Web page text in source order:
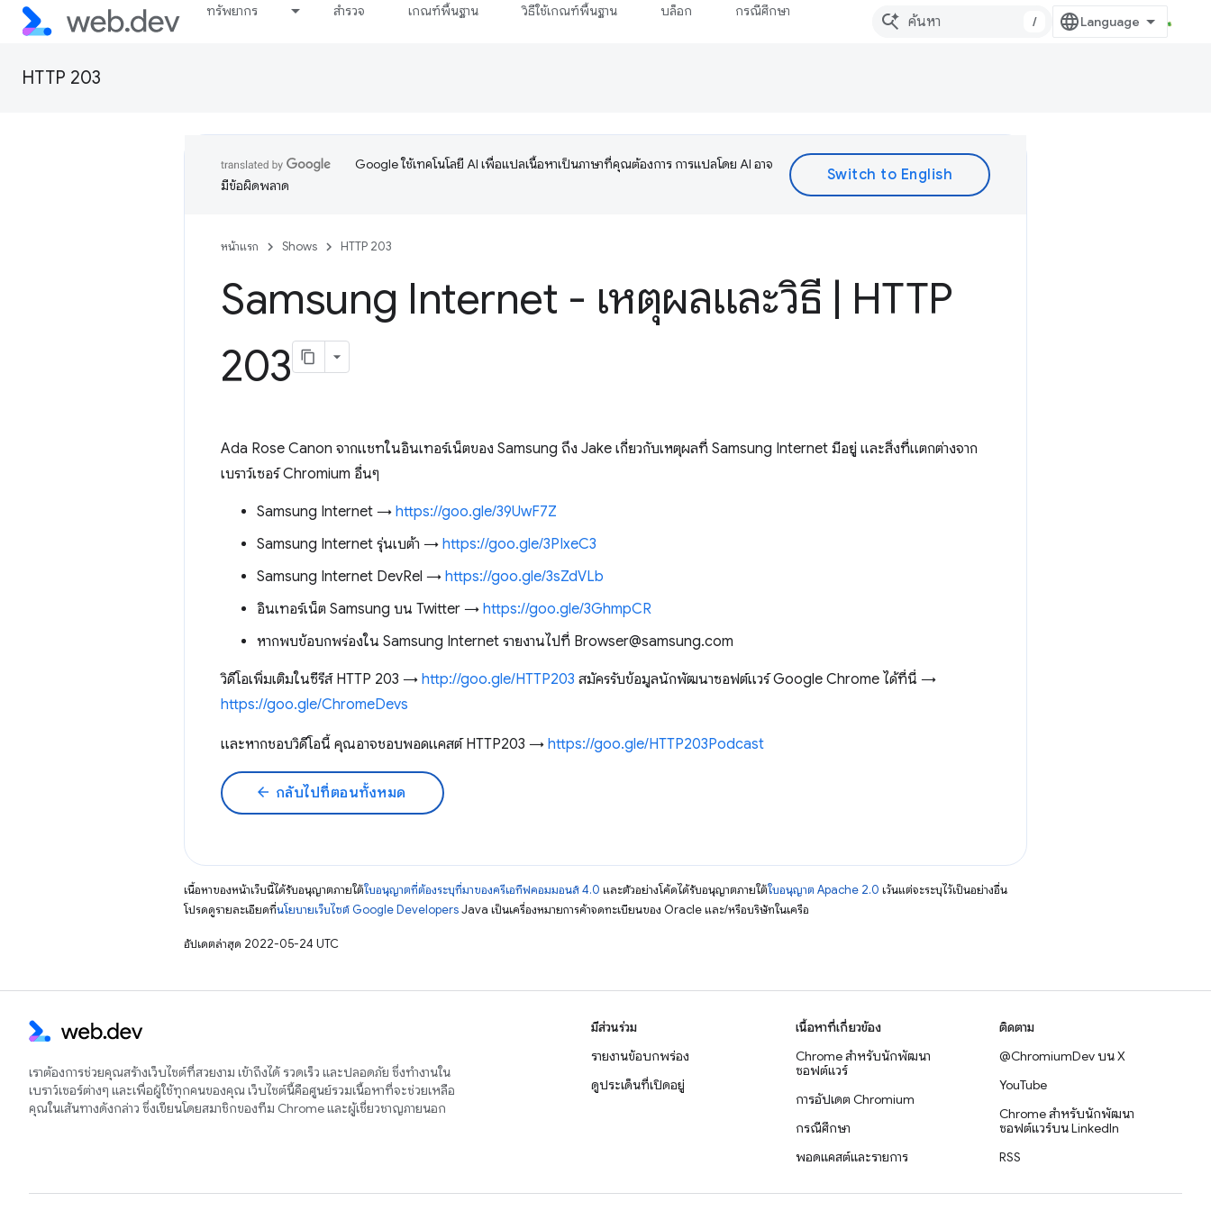
ทรัพยากร สำรวจ เกณฑ์พื้นฐาน วิธีใช้เกณฑ์พื้นฐาน บล็อก กรณีศึกษา
/
HTTP 203
Google ใช้เทคโนโลยี AI เพื่อแปลเนื้อหาเป็นภาษาที่คุณต้องการ การแปลโดย AI อาจ
มีข้อผิดพลาด
หน้าแรก Shows HTTP 203
Samsung Internet - เหตุผลและวิธี
HTTP
203
Ada Rose Canon จากแชทในอินเทอร์เน็ตของ Samsung ถึง Jake เกี่ยวกับเหตุผลที่ Samsung Internet มีอยู่ และสิ่งที่แตกต่างจาก
เบราว์เซอร์ Chromium อื่นๆ
Samsung Internet → https://goo.gle/39UwF7Z
Samsung Internet รุ่นเบต้า → https://goo.gle/3PIxeC3
Samsung Internet DevRel → https://goo.gle/3sZdVLb
อินเทอร์เน็ต Samsung บน Twitter → https://goo.gle/3GhmpCR
หากพบข้อบกพร่องใน Samsung Internet รายงานไปที่ Browser@samsung.com
วิดีโอเพิ่มเติมในซีรีส์ HTTP 203 → http://goo.gle/HTTP203 สมัครรับข้อมูลนักพัฒนาซอฟต์แวร์ Google Chrome ได้ที่นี่ →
https://goo.gle/ChromeDevs
และหากชอบวิดีโอนี้ คุณอาจชอบพอดแคสต์ HTTP203 → https://goo.gle/HTTP203Podcast
arrow_back กลับไปที่ตอนทั้งหมด
เนื้อหาของหน้าเว็บนี้ได้รับอนุญาตภายใต้ใบอนุญาตที่ต้องระบุที่มาของครีเอทีฟคอมมอนส์ 4.0 และตัวอย่างโค้ดได้รับอนุญาตภายใต้ใบอนุญาต Apache 2.0 เว้นแต่จะระบุไว้เป็นอย่างอื่น
โปรดดูรายละเอียดที่นโยบายเว็บไซต์ Google DevelopersJava เป็นเครื่องหมายการค้าจดทะเบียนของ Oracle และ/หรือบริษัทในเครือ
อัปเดตล่าสุด 2022-05-24 UTC
เราต้องการช่วยคุณสร้างเว็บไซต์ที่สวยงาม เข้าถึงได้ รวดเร็ว และปลอดภัย ซึ่งทำงานใน
เบราว์เซอร์ต่างๆ และเพื่อผู้ใช้ทุกคนของคุณ เว็บไซต์นี้คือศูนย์รวมเนื้อหาที่จะช่วยเหลือ
คุณในเส้นทางดังกล่าว ซึ่งเขียนโดยสมาชิกของทีม Chrome และผู้เชี่ยวชาญภายนอก
มีส่วนร่วม
รายงานข้อบกพร่อง
ดูประเด็นที่เปิดอยู่
เนื้อหาที่เกี่ยวข้อง
Chrome สำหรับนักพัฒนา
ซอฟต์แวร์
การอัปเดต Chromium
กรณีศึกษา
พอดแคสต์และรายการ
ติดตาม
@ChromiumDev บน X
YouTube
Chrome สำหรับนักพัฒนา
ซอฟต์แวร์บน LinkedIn
RSS